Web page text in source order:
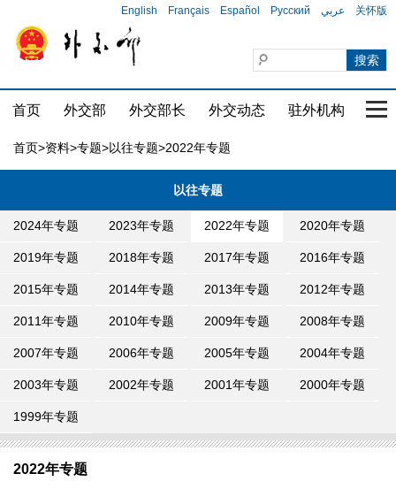
English Français Español Русский عربي 关怀版
首页 外交部 外交部长 外交动态 驻外机构 国
首页>资料>专题>以往专题>2022年专题
以往专题
2024年专题 2023年专题 2022年专题 2020年专题
2019年专题 2018年专题 2017年专题 2016年专题
2015年专题 2014年专题 2013年专题 2012年专题
2011年专题 2010年专题 2009年专题 2008年专题
2007年专题 2006年专题 2005年专题 2004年专题
2003年专题 2002年专题 2001年专题 2000年专题
1999年专题
2022年专题